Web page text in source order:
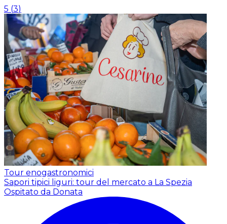
5 (3)
Tour enogastronomici
Sapori tipici liguri: tour del mercato a La Spezia
Ospitato da Donata